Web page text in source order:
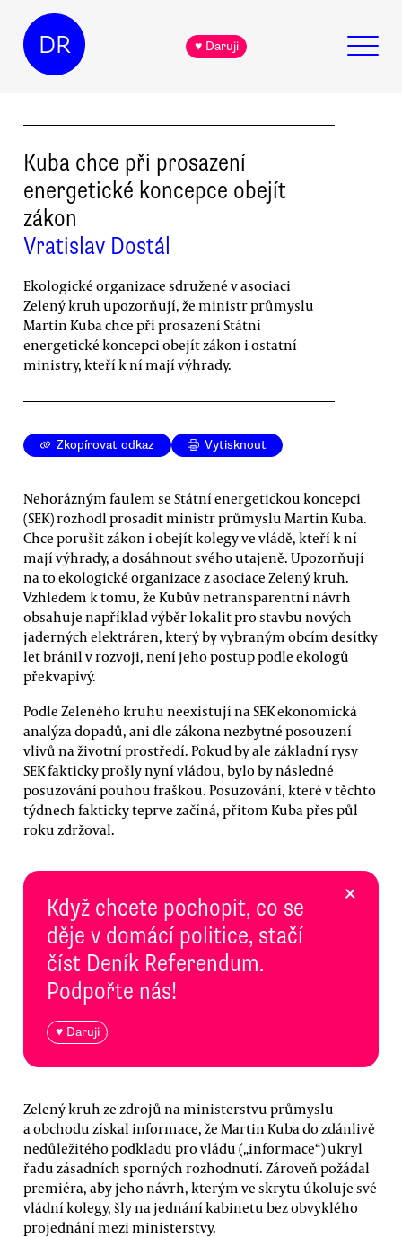
DR ♥ Daruji
Kuba chce při prosazení
energetické koncepce obejít
zákon
Vratislav Dostál
Ekologické organizace sdružené v asociaci
Zelený kruh upozorňují, že ministr průmyslu
Martin Kuba chce při prosazení Státní
energetické koncepci obejít zákon i ostatní
ministry, kteří k ní mají výhrady.
Zkopírovat odkaz Vytisknout
Nehorázným faulem se Státní energetickou koncepci
(SEK) rozhodl prosadit ministr průmyslu Martin Kuba.
Chce porušit zákon i obejít kolegy ve vládě, kteří k ní
mají výhrady, a dosáhnout svého utajeně. Upozorňují
na to ekologické organizace z asociace Zelený kruh.
Vzhledem k tomu, že Kubův netransparentní návrh
obsahuje například výběr lokalit pro stavbu nových
jaderných elektráren, který by vybraným obcím desítky
let bránil v rozvoji, není jeho postup podle ekologů
překvapivý.
Podle Zeleného kruhu neexistují na SEK ekonomická
analýza dopadů, ani dle zákona nezbytné posouzení
vlivů na životní prostředí. Pokud by ale základní rysy
SEK fakticky prošly nyní vládou, bylo by následné
posuzování pouhou fraškou. Posuzování, které v těchto
týdnech fakticky teprve začíná, přitom Kuba přes půl
roku zdržoval.
Když chcete pochopit, co se
děje v domácí politice, stačí
číst Deník Referendum.
Podpořte nás!
♥ Daruji
×
Zelený kruh ze zdrojů na ministerstvu průmyslu
a obchodu získal informace, že Martin Kuba do zdánlivě
nedůležitého podkladu pro vládu („informace“) ukryl
řadu zásadních sporných rozhodnutí. Zároveň požádal
premiéra, aby jeho návrh, kterým ve skrytu úkoluje své
vládní kolegy, šly na jednání kabinetu bez obvyklého
projednání mezi ministerstvy.